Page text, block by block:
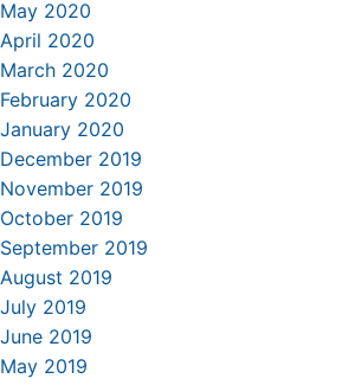
May 2020
April 2020
March 2020
February 2020
January 2020
December 2019
November 2019
October 2019
September 2019
August 2019
July 2019
June 2019
May 2019